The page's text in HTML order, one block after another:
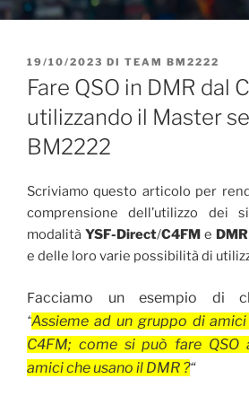
PUBBLICATO
IL
19/10/2023 DI TEAM BM2222
Fare QSO in DMR dal
utilizzando il Master
BM2222
Scriviamo questo articolo per
comprensione dell’utilizzo dei
modalità YSF-Direct/C4FM e DMR
e delle loro varie possibilità di
Facciamo un esempio di
“Assieme ad un gruppo di
C4FM; come si può fare QSO
amici che usano il DMR ?“